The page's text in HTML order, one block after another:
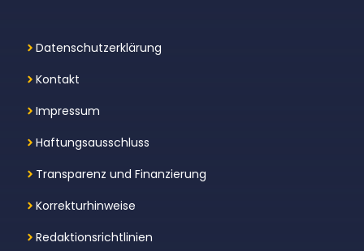
Datenschutzerklärung
Kontakt
Impressum
Haftungsausschluss
Transparenz und Finanzierung
Korrekturhinweise
Redaktionsrichtlinien